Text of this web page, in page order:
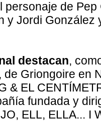
personaje de
Jordi González
destacan,
de Griongoire en
& EL
fundada y
ELL, ELLA... I